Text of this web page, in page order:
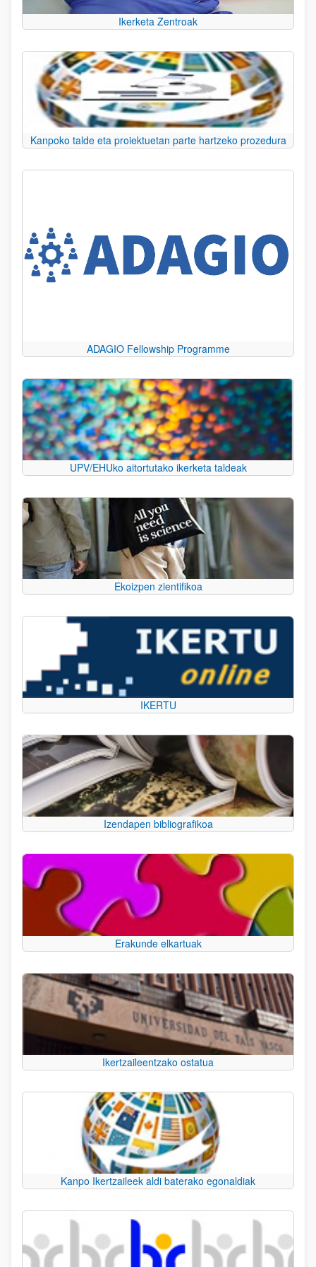
Ikerketa Zentroak
Kanpoko talde eta proiektuetan parte hartzeko prozedura
ADAGIO Fellowship Programme
UPV/EHUko aitortutako ikerketa taldeak
Ekoizpen zientifikoa
IKERTU
Izendapen bibliografikoa
Erakunde elkartuak
Ikertzaileentzako ostatua
Kanpo Ikertzaileek aldi baterako egonaldiak